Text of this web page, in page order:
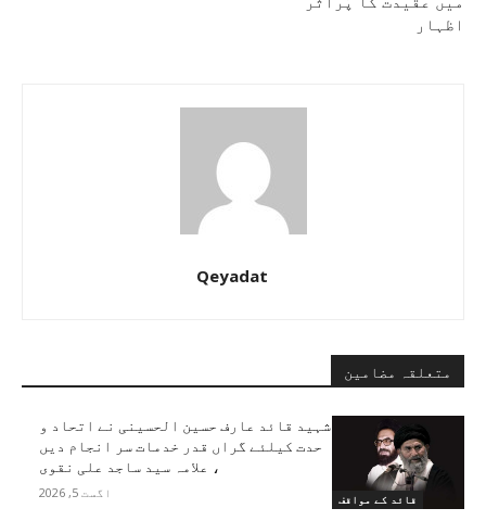
اظہار
Qeyadat
متعلقہ مضامین
قائد کے مواقف
شہید قائد عارف حسین الحسینی نے اتحاد و
حدت کیلئے گراں قدر خدمات سر انجام دیں
، علامہ سید ساجد علی نقوی
اگست 5, 2026